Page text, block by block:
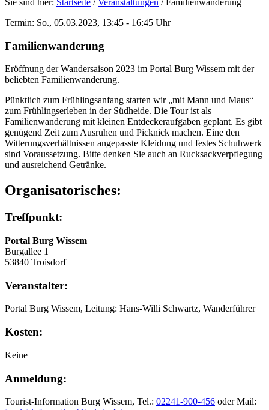
Sie sind hier: Startseite / Veranstaltungen / Familienwanderung
Termin: So., 05.03.2023, 13:45 - 16:45 Uhr
Familienwanderung
Eröffnung der Wandersaison 2023 im Portal Burg Wissem mit der
beliebten Familienwanderung.
Pünktlich zum Frühlingsanfang starten wir „mit Mann und Maus“
zum Frühlingserleben in der Südheide. Die Tour ist als
Familienwanderung mit kleinen Entdeckeraufgaben geplant. Es gibt
genügend Zeit zum Ausruhen und Picknick machen. Eine den
Witterungsverhältnissen angepasste Kleidung und festes Schuhwerk
sind Voraussetzung. Bitte denken Sie auch an Rucksackverpflegung
und ausreichend Getränke.
Organisatorisches:
Treffpunkt:
Portal Burg Wissem
Burgallee 1
53840 Troisdorf
Veranstalter:
Portal Burg Wissem, Leitung: Hans-Willi Schwartz, Wanderführer
Kosten:
Keine
Anmeldung:
Tourist-Information Burg Wissem, Tel.: 02241-900-456 oder Mail: